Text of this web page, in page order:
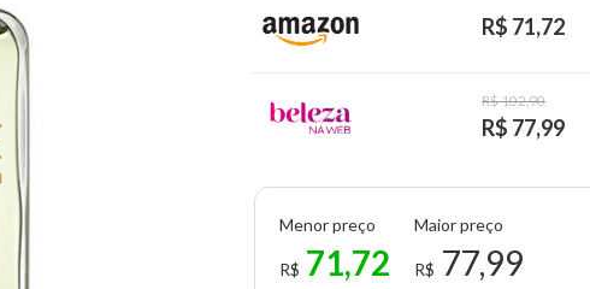
R$ 71,72
R$ 102,90
R$ 77,99
Menor preço
R$ 71,72
Maior preço
R$ 77,99